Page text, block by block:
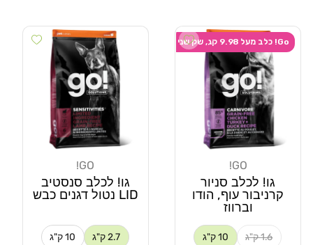
Add wishlist
Go! כלב מעל 9.98 קג, שק שני ב-20% הנחה
GO!
גו! לכלב סניור
קרניבור עוף, הודו
וברווז
1.6 ק"ג 10 ק"ג
wishlist
GO!
גו! לכלב סנסטיב
LID נטול דגנים כבש
2.7 ק"ג 10 ק"ג